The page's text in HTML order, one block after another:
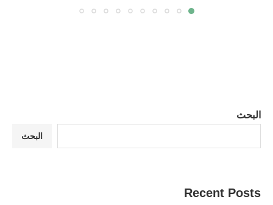
البحث
البحث
Recent Posts